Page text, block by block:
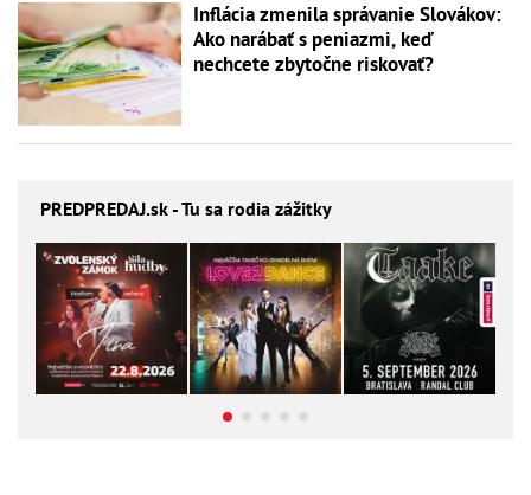
Inflácia zmenila správanie Slovákov:
Ako narábať s peniazmi, keď
nechcete zbytočne riskovať?
PREDPREDAJ.sk - Tu sa rodia zážitky